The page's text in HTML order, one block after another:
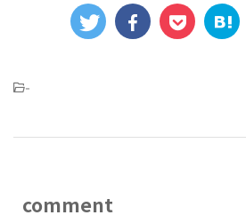
-
comment